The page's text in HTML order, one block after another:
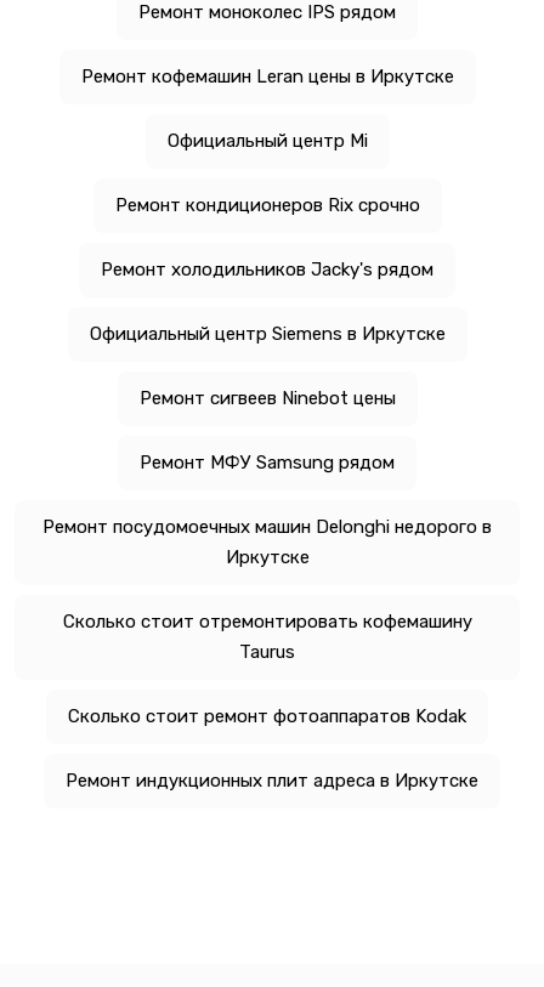
Ремонт моноколес IPS рядом
Ремонт кофемашин Leran цены в Иркутске
Официальный центр Mi
Ремонт кондиционеров Rix срочно
Ремонт холодильников Jacky's рядом
Официальный центр Siemens в Иркутске
Ремонт сигвеев Ninebot цены
Ремонт МФУ Samsung рядом
Ремонт посудомоечных машин Delonghi недорого в
Иркутске
Сколько стоит отремонтировать кофемашину
Taurus
Сколько стоит ремонт фотоаппаратов Kodak
Ремонт индукционных плит адреса в Иркутске